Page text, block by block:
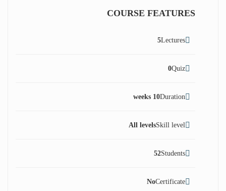
COURSE FEATURES
Lectures
5
Quiz
0
Duration
10 weeks
Skill level
All levels
Students
52
Certificate
No